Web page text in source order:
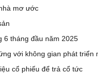
mơ ước
6 tháng đầu năm 2025
với không gian phát triển
cổ phiếu để trả cổ tức